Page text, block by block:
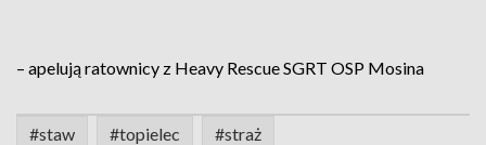
– apelują ratownicy z Heavy Rescue SGRT OSP Mosina
#staw #topielec #straż